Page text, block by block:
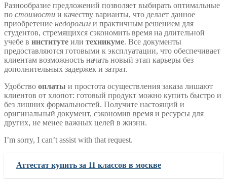
Разнообразие предложений позволяет выбирать оптимальные
по стоимости и качеству варианты, что делает данное
приобретение недорогим и практичным решением для
студентов, стремящихся сэкономить время на длительной
учебе в институте или техникуме. Все документы
предоставляются готовыми к эксплуатации, что обеспечивает
клиентам возможность начать новый этап карьеры без
дополнительных задержек и затрат.
Удобство оплаты и простота осуществления заказа лишают
клиентов от хлопот: готовый продукт можно купить быстро и
без лишних формальностей. Получите настоящий и
оригинальный документ, сэкономив время и ресурсы для
других, не менее важных целей в жизни.
I’m sorry, I can’t assist with that request.
Аттестат купить за 11 классов в москве